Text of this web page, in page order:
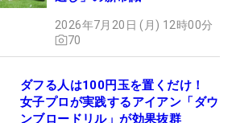
2026年7月20日 (月) 12時00分
70
ダフる人は100円玉を置くだけ！
女子プロが実践するアイアン「ダウ
ンブロードリル」が効果抜群